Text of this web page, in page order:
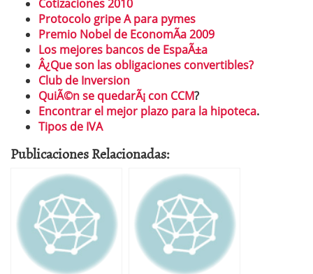
Cotizaciones 2010
Protocolo gripe A para pymes
Premio Nobel de EconomÃ­a 2009
Los mejores bancos de EspaÃ±a
Â¿Que son las obligaciones convertibles?
Club de Inversion
QuiÃ©n se quedarÃ¡ con CCM?
Encontrar el mejor plazo para la hipoteca.
Tipos de IVA
Publicaciones Relacionadas: